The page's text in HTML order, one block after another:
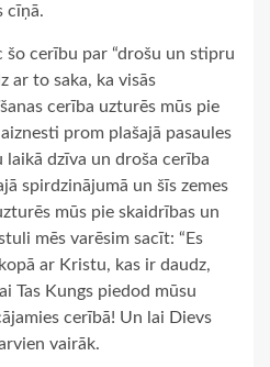
cīņā.
šo cerību par “drošu un stipru
ar to saka, ka visās
cerība uzturēs mūs pie
prom plašajā pasaules
laikā dzīva un droša cerība
spirdzinājumā un šīs zemes
mūs pie skaidrības un
mēs varēsim sacīt: “Es
ar Kristu, kas ir daudz,
Tas Kungs piedod mūsu
cerībā! Un lai Dievs
vairāk.